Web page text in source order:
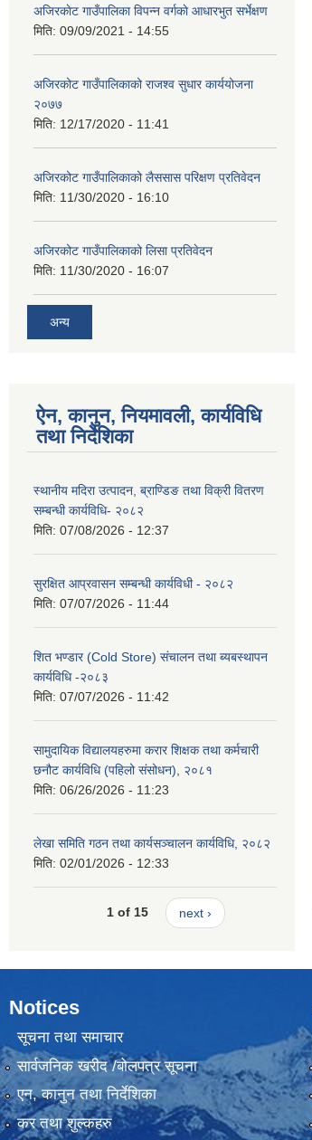
अजिरकाेट गाउँपालिका विपन्न वर्गकाे आधारभुत सर्भेक्षण
मिति: 09/09/2021 - 14:55
अजिरकोट गाउँपालिकाको राजश्व सुधार कार्ययोजना
२०७७
मिति: 12/17/2020 - 11:41
अजिरकोट गाउँपालिकाको लैससास परिक्षण प्रतिवेदन
मिति: 11/30/2020 - 16:10
अजिरकोट गाउँपालिकाको लिसा प्रतिवेदन
मिति: 11/30/2020 - 16:07
अन्य
ऐन, कानुन, नियमावली, कार्यविधि
तथा निर्देशिका
स्थानीय मदिरा उत्पादन, ब्राण्डिङ तथा विक्री वितरण
सम्बन्धी कार्यविधि- २०८२
मिति: 07/08/2026 - 12:37
सुरक्षित आप्रवासन सम्बन्धी कार्यविधी - २०८२
मिति: 07/07/2026 - 11:44
शित भण्डार (Cold Store) संचालन तथा ब्यबस्थापन
कार्यविधि -२०८३
मिति: 07/07/2026 - 11:42
सामुदायिक विद्यालयहरुमा करार शिक्षक तथा कर्मचारी
छनौट कार्यविधि (पहिलो संसोधन), २०८१
मिति: 06/26/2026 - 11:23
लेखा समिति गठन तथा कार्यसञ्चालन कार्यविधि, २०८२
मिति: 02/01/2026 - 12:33
1 of 15 next ›
Notices
सूचना तथा समाचार
सार्वजनिक खरीद /बोलपत्र सूचना
एन, कानुन तथा निर्देशिका
कर तथा शुल्कहरु